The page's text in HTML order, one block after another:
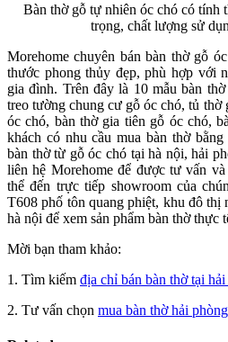
Bàn thờ gỗ tự nhiên óc chó có tính
trọng, chất lượng sử
Morehome chuyên bán bàn thờ gỗ
thước phong thủy đẹp, phù hợp với
gia đình. Trên đây là 10 mẫu bàn
treo tường chung cư gỗ óc chó, tủ thờ
óc chó, bàn thờ gia tiên gỗ óc chó,
khách có nhu cầu mua bàn thờ
bàn thờ từ gỗ óc chó tại hà nội, hải
liên hệ Morehome để được tư vấn
thể đến trực tiếp showroom của
T608 phố tôn quang phiệt, khu đô thị
hà nội để xem sản phẩm bàn thờ thực
Mời bạn tham khảo:
1. Tìm kiếm địa chỉ bán bàn thờ tại
2. Tư vấn chọn mua bàn thờ hải phòng